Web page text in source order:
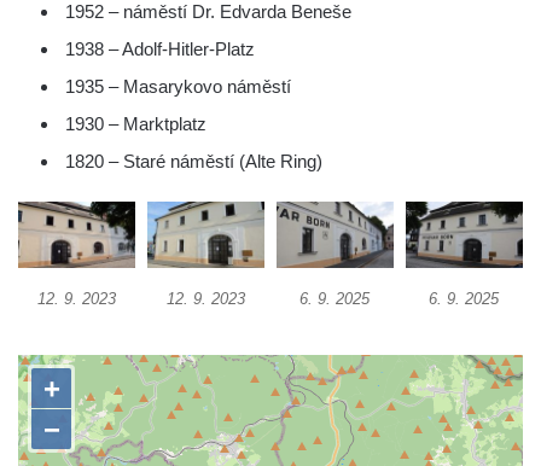
Budova ZŠ a MŠ Tadeáše Haenkeho
Chřibská čp. 280
Dům čp. 175 ve Chřibské
Dům čp. 30 ve Chřibské
Dům čp. 182 ve Chřibské
Budova základní školy v Lužci nad Vltavou
Dům čp. 11 v Hrobčicích
Budova stáčírny Bílina-Kyselka
Královská mincovna v Jáchymově
Chudobinec Franze Preidla v České
Kamenici
1952 – náměstí Dr. Edvarda Beneše
1938 – Adolf-Hitler-Platz
1935 – Masarykovo náměstí
1930 – Marktplatz
1820 – Staré náměstí (Alte Ring)
12. 9. 2023 12. 9. 2023 6. 9. 2025 6. 9. 2025